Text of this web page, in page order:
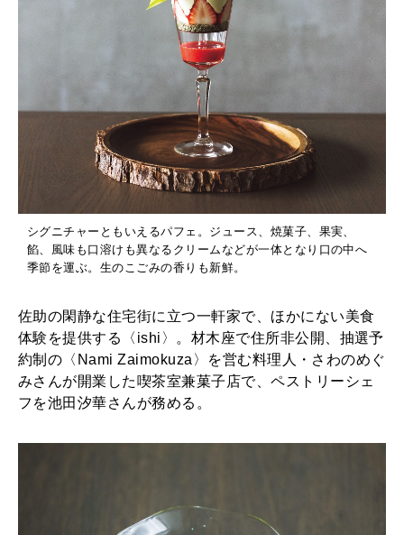
2026年3月号「スイーツ予想図 2026」
2026年2月号「良運を掴む 新・開運術。」
2026年1月号「猫がいれば、幸せ」
2025年12月号「お酒の新常識。」
シグニチャーともいえるパフェ。ジュース、焼菓子、果実、
餡、風味も口溶けも異なるクリームなどが一体となり口の中へ
季節を運ぶ。生のこごみの香りも新鮮。
佐助の閑静な住宅街に立つ一軒家で、ほかにない美食
体験を提供する〈ishi〉。材木座で住所非公開、抽選予
約制の〈Nami Zaimokuza〉を営む料理人・さわのめぐ
みさんが開業した喫茶室兼菓子店で、ペストリーシェ
フを池田汐華さんが務める。